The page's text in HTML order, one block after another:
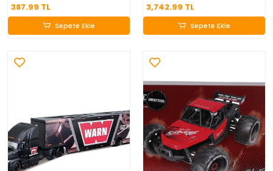
387.99 TL
Sepete Ekle
3,742.99 TLSepete Ekle
Sepete Ekle